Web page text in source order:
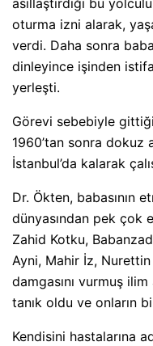
asıllaştırdığı bu
oturma izni alarak,
verdi. Daha sonra
dinleyince işinden
yerleşti.
Görevi sebebiyle
1960’tan sonra dokuz
İstanbul’da kalarak
Dr. Ökten, babasının
dünyasından pek çok
Zahid Kotku,
Ayni, Mahir İz,
damgasını vurmuş ilim
tanık oldu ve onların
Kendisini hastalarına